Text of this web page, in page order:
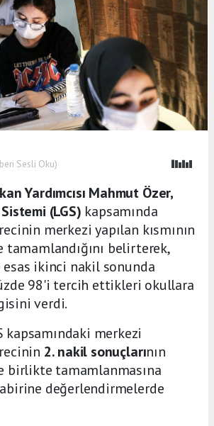
Sesli Oku)
Yardımcısı Mahmut Özer,
(LGS) kapsamında
merkezi yapılan kısmının
tamamlandığını belirterek,
esas ikinci nakil sonunda
98'i tercih ettikleri okullara
verdi.
kapsamındaki merkezi
2. nakil sonuçlarının
birlikte tamamlanmasına
değerlendirmelerde